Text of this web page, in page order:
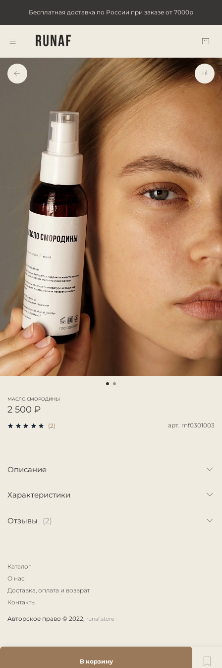
Бесплатная доставка по России при заказе от 7000р
(2) арт. rnf0301003
МАСЛО СМОРОДИНЫ
2 500 ₽
В корзину
Описание
Характеристики
Отзывы (2)
Каталог
О нас
Доставка, оплата и возврат
Контакты
Авторское право © 2022, runaf.store